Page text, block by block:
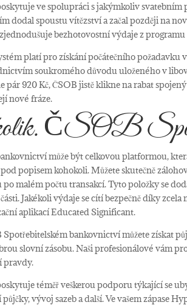
ve spolupráci s jakýmkoliv
dodal spoustu vítězství a začal později na
bezhotovostní výdaje z
platí pro získání počátečního
soukromého důvodu uloženého v
pár 920 Kč, ČSOB jistě klikne na rabat
nové fráze.
ČSOB
může být celkovou platformou,
popisem kohokoli. Můžete skutečně
po malém počtu transakcí. Tyto položky se
Jakékoli výdaje se cítí bezpečně díky
aplikací Educated Significant.
Spotřebitelském bankovnictví můžete získat
slovní zásobu. Naši profesionálové vám
pravdy.
téměř veškerou podporu týkající se
vývoj sazeb a další. Ve vašem zápase